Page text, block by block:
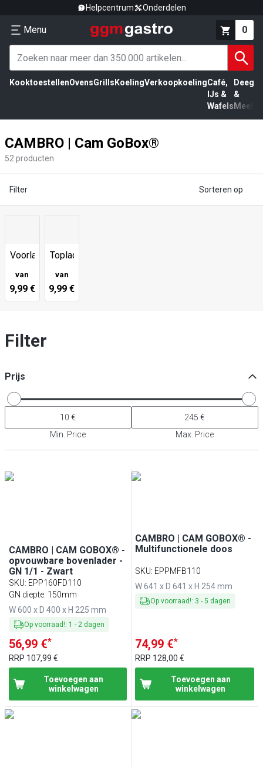
Helpcentrum Onderdelen
Menu 0
KooktoestellenOvensGrills KoelingVerkoopkoelingCafé,
IJs &
Wafels
Deeg
&
Meel
CAMBRO | Cam GoBox®
52 producten
Filter Sorteren op
Voorlader
van
9,99 €
Toplader
van
9,99 €
Filter
Prijs
Min. Price Max. Price
CAMBRO | CAM GOBOX® -
opvouwbare bovenlader -
GN 1/1 - Zwart
SKU: EPP160FD110
GN diepte: 150mm
W 600 x D 400 x H 225 mm
Op voorraad!: 1 - 2 dagen
56,99 €*
RRP 107,99 €
Toevoegen aan
winkelwagen
CAMBRO | CAM GOBOX® -
Multifunctionele doos
SKU: EPPMFB110
W 641 x D 641 x H 254 mm
Op voorraad!: 3 -5 dagen
74,99 €*
RRP 128,00 €
Toevoegen aan
winkelwagen